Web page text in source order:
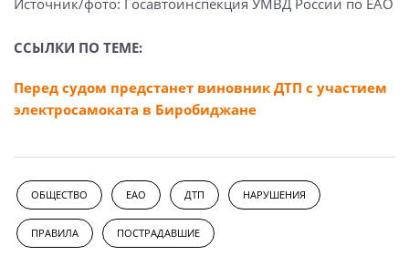
Источник/фото: Госавтоинспекция УМВД России по ЕАО
ССЫЛКИ ПО ТЕМЕ:
Перед судом предстанет виновник ДТП с участием
электросамоката в Биробиджане
ОБЩЕСТВО ЕАО ДТП НАРУШЕНИЯ
ПРАВИЛА ПОСТРАДАВШИЕ